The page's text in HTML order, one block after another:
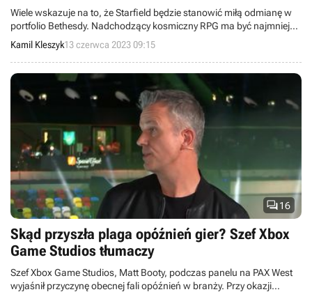
Wiele wskazuje na to, że Starfield będzie stanowić miłą odmianę w
portfolio Bethesdy. Nadchodzący kosmiczny RPG ma być najmniej
zabugowaną produkcją w historii studia.
Kamil Kleszyk13 czerwca 2023 09:15
16
Skąd przyszła plaga opóźnień gier? Szef Xbox
Game Studios tłumaczy
Szef Xbox Game Studios, Matt Booty, podczas panelu na PAX West
wyjaśnił przyczynę obecnej fali opóźnień w branży. Przy okazji